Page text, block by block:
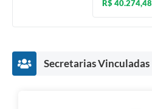
R$ 40.274,48
Secretarias Vinculadas